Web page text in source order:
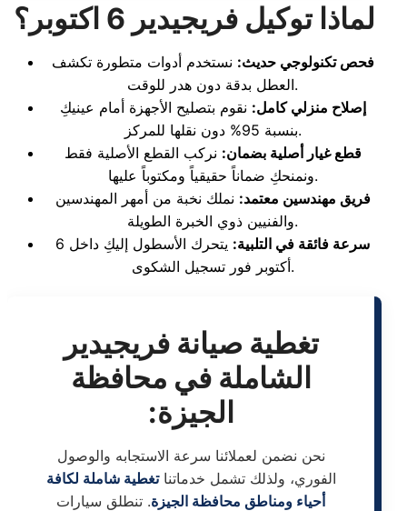
لماذا توكيل فريجيدير 6 اكتوبر؟
فحص تكنولوجي حديث: نستخدم أدوات متطورة تكشف
العطل بدقة دون هدر للوقت.
إصلاح منزلي كامل: نقوم بتصليح الأجهزة أمام عينيكِ
بنسبة 95% دون نقلها للمركز.
قطع غيار أصلية بضمان: نركب القطع الأصلية فقط
ونمنحكِ ضماناً حقيقياً ومكتوباً عليها.
فريق مهندسين معتمد: نملك نخبة من أمهر المهندسين
والفنيين ذوي الخبرة الطويلة.
سرعة فائقة في التلبية:
يتحرك الأسطول إليكِ داخل 6
أكتوبر فور تسجيل الشكوى.
تغطية صيانة فريجيدير
الشاملة في محافظة
الجيزة:
نحن نضمن لعملائنا سرعة الاستجابه والوصول
الفوري، ولذلك تشمل خدماتناتغطية شاملة لكافة
أحياء ومناطق محافظة الجيزة. تنطلق سيارات